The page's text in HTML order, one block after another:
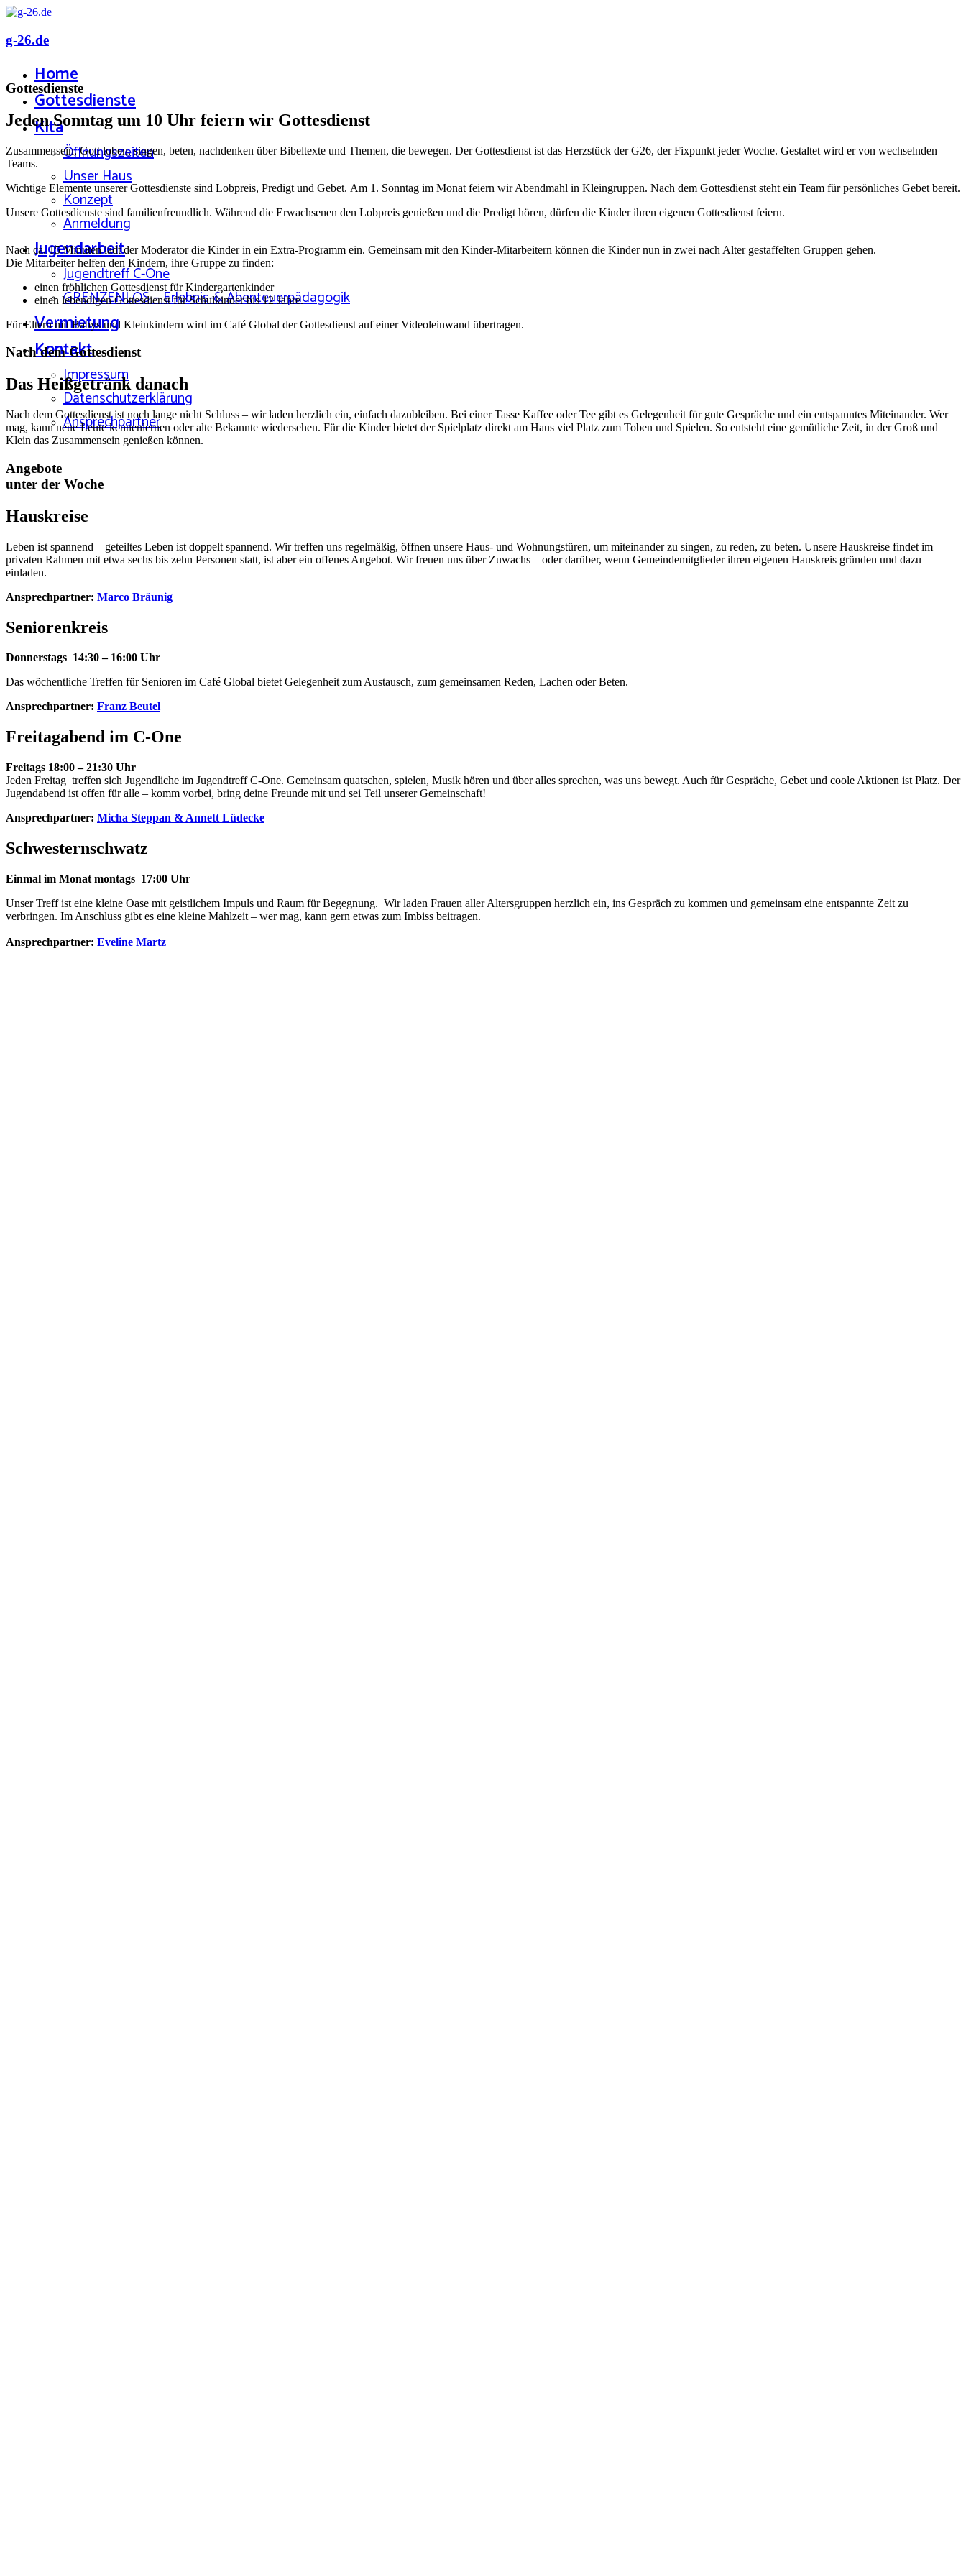
g-26.de
Home
Gottesdienste
Kita
Öffnungszeiten
Unser Haus
Konzept
Anmeldung
Jugendarbeit
Jugendtreff C-One
GRENZENLOS – Erlebnis-& Abenteuerpädagogik
Vermietung
Kontakt
Impressum
Datenschutzerklärung
Ansprechpartner
Gottesdienste
Jeden Sonntag um 10 Uhr feiern wir Gottesdienst
Zusammensein, Gott loben, singen, beten, nachdenken über Bibeltexte und Themen, die bewegen. Der Gottesdienst ist das Herzstück der G26, der Fixpunkt jeder Woche. Gestaltet wird er von wechselnden
Teams.
Wichtige Elemente unserer Gottesdienste sind Lobpreis, Predigt und Gebet. Am 1. Sonntag im Monat feiern wir Abendmahl in Kleingruppen. Nach dem Gottesdienst steht ein Team für persönliches Gebet bereit.
Unsere Gottesdienste sind familienfreundlich. Während die Erwachsenen den Lobpreis genießen und die Predigt hören, dürfen die Kinder ihren eigenen Gottesdienst feiern.
Nach ca. 15 Minuten lädt der Moderator die Kinder in ein Extra-Programm ein. Gemeinsam mit den Kinder-Mitarbeitern können die Kinder nun in zwei nach Alter gestaffelten Gruppen gehen.
Die Mitarbeiter helfen den Kindern, ihre Gruppe zu finden:
einen fröhlichen Gottesdienst für Kindergartenkinder
einen lebendigen Gottesdienst für Schulkinder bis 12 Jahre.
Für Eltern mit Babys und Kleinkindern wird im Café Global der Gottesdienst auf einer Videoleinwand übertragen.
Nach dem Gottesdienst
Das Heißgetränk danach
Nach dem Gottesdienst ist noch lange nicht Schluss – wir laden herzlich ein, einfach dazubleiben. Bei einer Tasse Kaffee oder Tee gibt es Gelegenheit für gute Gespräche und ein entspanntes Miteinander. Wer
mag, kann neue Leute kennenlernen oder alte Bekannte wiedersehen. Für die Kinder bietet der Spielplatz direkt am Haus viel Platz zum Toben und Spielen. So entsteht eine gemütliche Zeit, in der Groß und
Klein das Zusammensein genießen können.
Angebote
unter der Woche
Hauskreise
Leben ist spannend – geteiltes Leben ist doppelt spannend. Wir treffen uns regelmäßig, öffnen unsere Haus- und Wohnungstüren, um miteinander zu singen, zu reden, zu beten. Unsere Hauskreise findet im
privaten Rahmen mit etwa sechs bis zehn Personen statt, ist aber ein offenes Angebot. Wir freuen uns über Zuwachs – oder darüber, wenn Gemeindemitglieder ihren eigenen Hauskreis gründen und dazu
einladen.
Ansprechpartner: Marco Bräunig
Seniorenkreis
Donnerstags 14:30 – 16:00 Uhr
Das wöchentliche Treffen für Senioren im Café Global bietet Gelegenheit zum Austausch, zum gemeinsamen Reden, Lachen oder Beten.
Ansprechpartner: Franz Beutel
Freitagabend im C-One
Freitags 18:00 – 21:30 Uhr
Jeden Freitag treffen sich Jugendliche im Jugendtreff C-One. Gemeinsam quatschen, spielen, Musik hören und über alles sprechen, was uns bewegt. Auch für Gespräche, Gebet und coole Aktionen ist Platz. Der
Jugendabend ist offen für alle – komm vorbei, bring deine Freunde mit und sei Teil unserer Gemeinschaft!
Ansprechpartner: Micha Steppan & Annett Lüdecke
Schwesternschwatz
Einmal im Monat montags 17:00 Uhr
Unser Treff ist eine kleine Oase mit geistlichem Impuls und Raum für Begegnung. Wir laden Frauen aller Altersgruppen herzlich ein, ins Gespräch zu kommen und gemeinsam eine entspannte Zeit zu
verbringen. Im Anschluss gibt es eine kleine Mahlzeit – wer mag, kann gern etwas zum Imbiss beitragen.
Ansprechpartner: Eveline Martz